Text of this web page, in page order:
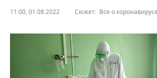
ДЕКЛАРАЦИИ О ДОХОДАХ
КОРОЛИ ГОСЗАКАЗА ПФО
ВУЗЫ ТАТАРСТАНА
НОВОСТИ ЭКОНОМИКИ
ПРОМЫШЛЕННОСТЬ
ПРОМЫШЛЕННОСТИ
НЕДВИЖИМОСТЬ
НОВОСТИ НЕДВИЖИМОСТИ
11:00, 01.08.2022 Сюжет: Все о